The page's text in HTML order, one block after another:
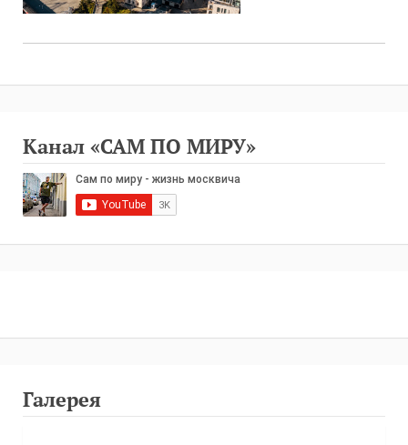
Канал «САМ ПО МИРУ»
Галерея